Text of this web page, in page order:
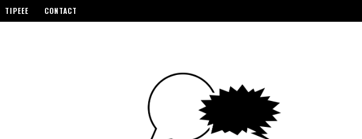
TIPEEE CONTACT